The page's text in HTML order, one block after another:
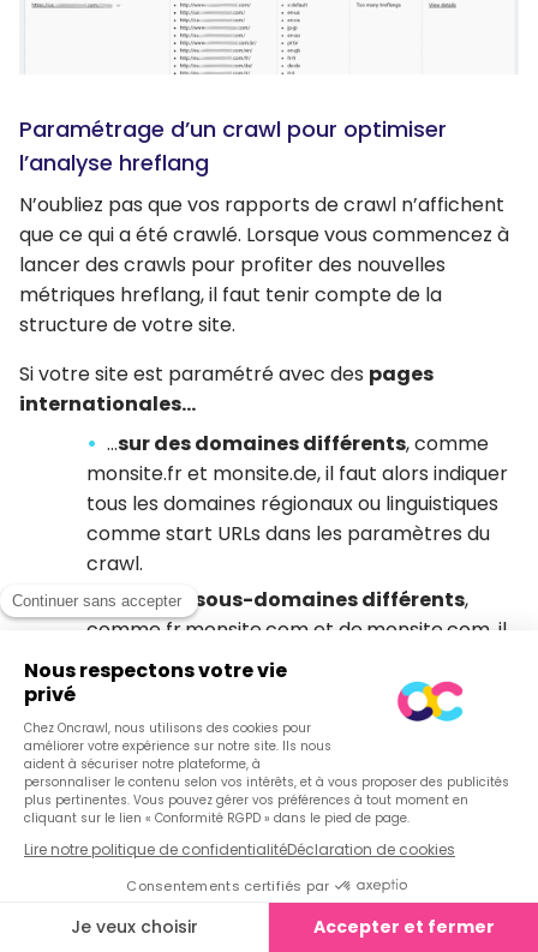
Paramétrage d’un crawl pour optimiser
l’analyse hreflang
N’oubliez pas que vos rapports de crawl n’affichent
que ce qui a été crawlé. Lorsque vous commencez à
lancer des crawls pour profiter des nouvelles
métriques hreflang, il faut tenir compte de la
structure de votre site.
Si votre site est paramétré avec des pages
internationales…
…sur des domaines différents, comme
monsite.fr et monsite.de, il faut alors indiquer
tous les domaines régionaux ou linguistiques
comme start URLs dans les paramètres du
crawl.
… sur des sous-domaines différents,
comme fr.monsite.com et de.monsite.com, il
faut indiquer tous les domaines régionaux ou
linguistiques comme start URLs dans les
paramètres du crawl.
…sur des repertoires différents
www.monsite.com/fr et
www.monsite.com/de, il faut vérifier que
notre bot aura accès aux deux répertoires.
Nous conseillons d’indiquer tous les
répertoires concernés comme start URLs
dans les paramètres du crawl.